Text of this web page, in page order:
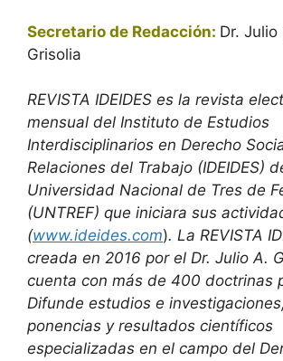
Secretario de Redacción: Dr. Julio
Grisolia
REVISTA IDEIDES es la revista
mensual del Instituto de Estudios
Interdisciplinarios en Derecho
Relaciones del Trabajo (IDEIDES)
Universidad Nacional de Tres de
(UNTREF) que iniciara sus
(www.ideides.com). La REVISTA
creada en 2016 por el Dr. Julio A.
cuenta con más de 400 doctrinas
Difunde estudios e investigaciones,
ponencias y resultados científicos
especializadas en el campo del